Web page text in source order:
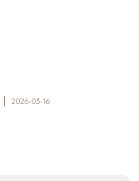
2026-03-16